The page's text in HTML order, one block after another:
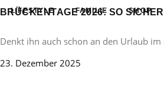
LIFESTYLE FAMILIE SHOP
BRÜCKENTAGE 2026: SO
Denkt ihn auch schon an den Urlaub im
23. Dezember 2025